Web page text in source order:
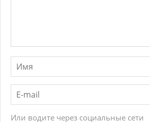
Или водите через социальные сети